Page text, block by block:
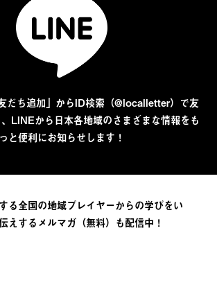
だち追加」からID検索（@localletter）で友
LINEから日本各地域のさまざまな情報をも
っと便利にお知らせします！
る全国の地域プレイヤーからの学びをい
えするメルマガ（無料）も配信中！